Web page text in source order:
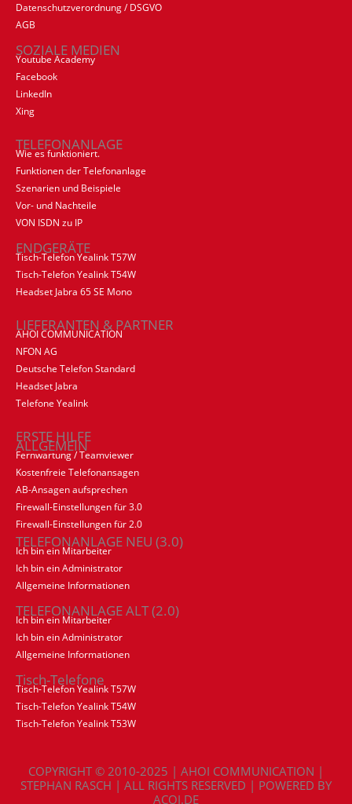
Datenschutzverordnung / DSGVO
AGB
SOZIALE MEDIEN
Youtube Academy
Facebook
LinkedIn
Xing
TELEFONANLAGE
Wie es funktioniert.
Funktionen der Telefonanlage
Szenarien und Beispiele
Vor- und Nachteile
VON ISDN zu IP
ENDGERÄTE
Tisch-Telefon Yealink T57W
Tisch-Telefon Yealink T54W
Headset Jabra 65 SE Mono
LIEFERANTEN & PARTNER
AHOI COMMUNICATION
NFON AG
Deutsche Telefon Standard
Headset Jabra
Telefone Yealink
ERSTE HILFE
ALLGEMEIN
Fernwartung / Teamviewer
Kostenfreie Telefonansagen
AB-Ansagen aufsprechen
Firewall-Einstellungen für 3.0
Firewall-Einstellungen für 2.0
TELEFONANLAGE NEU (3.0)
Ich bin ein Mitarbeiter
Ich bin ein Administrator
Allgemeine Informationen
TELEFONANLAGE ALT (2.0)
Ich bin ein Mitarbeiter
Ich bin ein Administrator
Allgemeine Informationen
Tisch-Telefone
Tisch-Telefon Yealink T57W
Tisch-Telefon Yealink T54W
Tisch-Telefon Yealink T53W
COPYRIGHT © 2010-2025 | AHOI COMMUNICATION |
STEPHAN RASCH | ALL RIGHTS RESERVED | POWERED BY
ACOI.DE